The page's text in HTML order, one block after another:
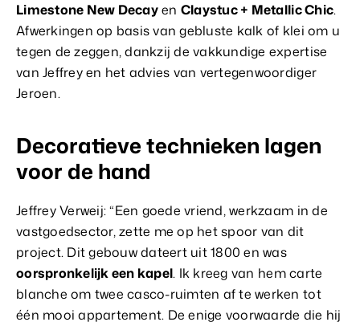
Limestone New Decayen Claystuc + Metallic Chic.
Afwerkingen op basis van gebluste kalk of klei om u
tegen de zeggen, dankzij de vakkundige expertise
van Jeffrey en het advies van vertegenwoordiger
Jeroen.
Decoratieve technieken lagen
voor de hand
Jeffrey Verweij: “Een goede vriend, werkzaam in de
vastgoedsector, zette me op het spoor van dit
project. Dit gebouw dateert uit 1800 en was
oorspronkelijk een kapel. Ik kreeg van hem carte
blanche om twee casco-ruimten af te werken tot
één mooi appartement. De enige voorwaarde die hij